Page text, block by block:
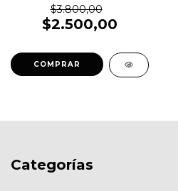
$3.800,00
$2.500,00
COMPRAR
Categorías